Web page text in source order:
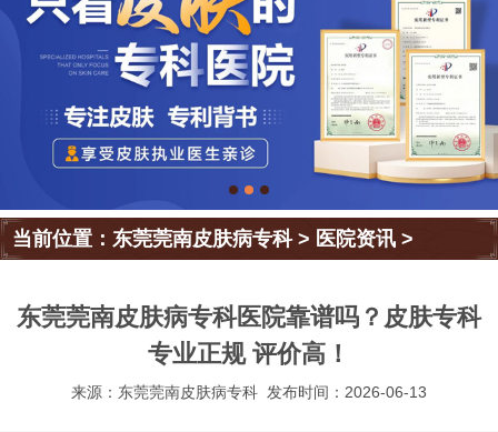
当前位置：东莞莞南皮肤病专科> 医院资讯 >
东莞莞南皮肤病专科医院靠谱吗？皮肤专科
专业正规 评价高！
来源：东莞莞南皮肤病专科 发布时间：2026-06-13